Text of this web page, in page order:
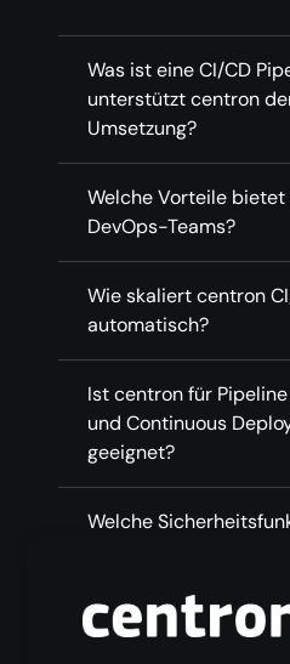
Was ist eine CI/CD
unterstützt centron
Umsetzung?
Welche Vorteile
DevOps-Teams?
Wie skaliert centron
automatisch?
Ist centron für
und Continuous
geeignet?
Welche